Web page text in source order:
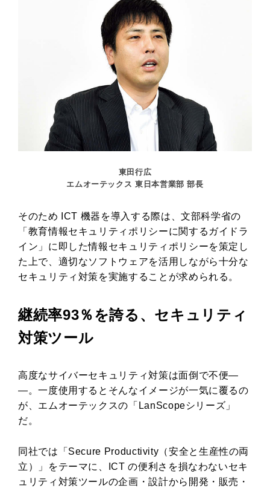
東田行広
エムオーテックス 東日本営業部 部長
そのため ICT 機器を導入する際は、文部科学省の
「教育情報セキュリティポリシーに関するガイドラ
イン」に即した情報セキュリティポリシーを策定し
た上で、適切なソフトウェアを活用しながら十分な
セキュリティ対策を実施することが求められる。
継続率93％を誇る、セキュリティ
対策ツール
高度なサイバーセキュリティ対策は面倒で不便―
―。一度使用するとそんなイメージが一気に覆るの
が、エムオーテックスの「LanScopeシリーズ」
だ。
同社では「Secure Productivity（安全と生産性の両
立）」をテーマに、ICT の便利さを損なわないセキ
ュリティ対策ツールの企画・設計から開発・販売・